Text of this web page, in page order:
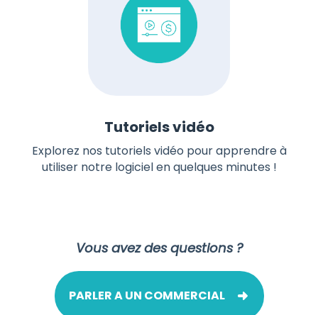
Tutoriels vidéo
Explorez nos tutoriels vidéo pour apprendre à
utiliser notre logiciel en quelques minutes !
Vous avez des questions ?
PARLER A UN COMMERCIAL